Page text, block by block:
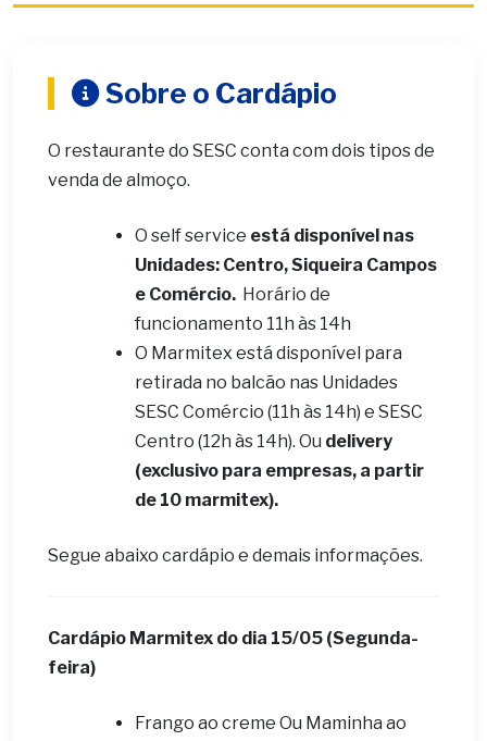
Sobre o Cardápio
O restaurante do SESC conta com dois tipos de
venda de almoço.
O self service está disponível nas
Unidades: Centro, Siqueira Campos
e Comércio. Horário de
funcionamento 11h às 14h
O Marmitex está disponível para
retirada no balcão nas Unidades
SESC Comércio (11h às 14h) e SESC
Centro (12h às 14h). Ou delivery
(exclusivo para empresas, a partir
de 10 marmitex).
Segue abaixo cardápio e demais informações.
Cardápio Marmitex do dia 15/05 (Segunda-
feira)
Frango ao creme Ou Maminha ao